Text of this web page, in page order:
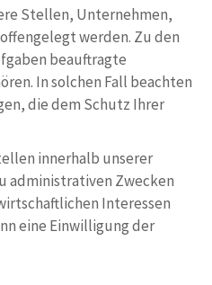
Stellen, Unternehmen,
werden. Zu den
beauftragte
In solchen Fall beachten
die dem Schutz Ihrer
innerhalb unserer
administrativen Zwecken
Interessen
eine Einwilligung der